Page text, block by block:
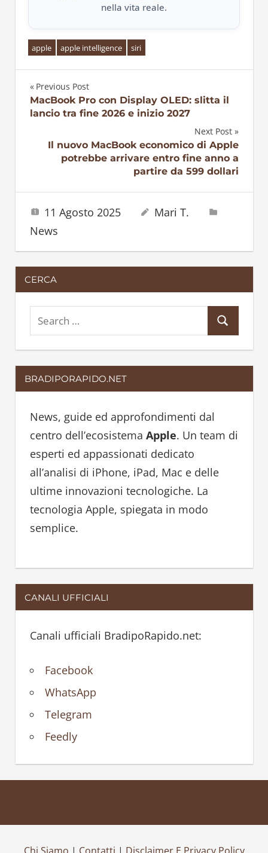
nella vita reale.
apple apple intelligence siri
Navigazione
Previous Post
MacBook Pro con Display OLED: slitta il
lancio tra fine 2026 e inizio 2027
Next Post
Il nuovo MacBook economico di Apple
potrebbe arrivare entro fine anno a
partire da 599 dollari
11 Agosto 2025
Mari T.
News
CERCA
e
a
r
c
e
a
BRADIPORAPIDO.NET
News, guide ed approfondimenti dal
centro dell’ecosistema Apple. Un team di
esperti ed appassionati dedicato
all’analisi di iPhone, iPad, Mac e delle
ultime innovazioni tecnologiche. La
tecnologia Apple, spiegata in modo
semplice.
CANALI UFFICIALI
Canali ufficiali BradipoRapido.net:
Facebook
WhatsApp
Telegram
Feedly